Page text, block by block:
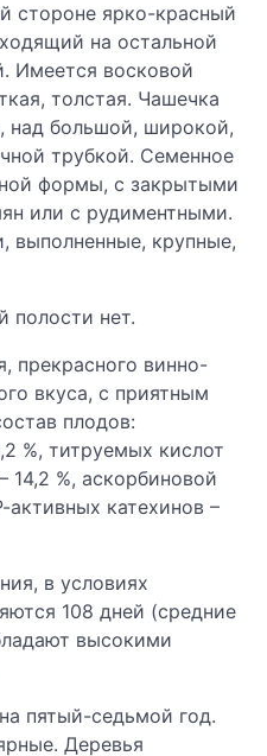
стороне ярко-красный
на остальной
Имеется восковой
толстая. Чашечка
над большой, широкой,
трубкой. Семенное
формы, с закрытыми
или с рудиментными.
выполненные, крупные,
полости нет.
прекрасного винно-
вкуса, с приятным
плодов:
%, титруемых кислот
14,2 %, аскорбиновой
активных катехинов –
в условиях
108 дней (средние
высокими
пятый-седьмой год.
Деревья